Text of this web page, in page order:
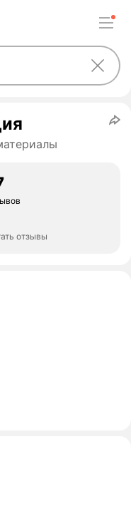
отзывы